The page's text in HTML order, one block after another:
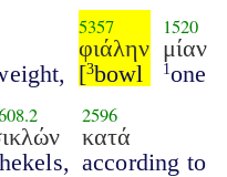
5357
φιάλην
[3bowl
1520
μίαν
1 one
2596
κατά
according to